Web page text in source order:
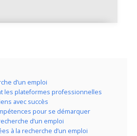
d’un emploi
les plateformes professionnelles
avec succès
pour se démarquer
d’un emploi
à la recherche d’un emploi